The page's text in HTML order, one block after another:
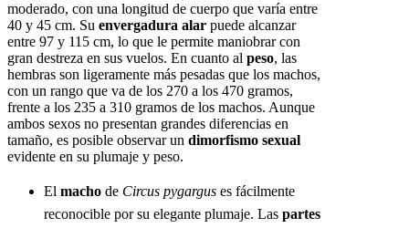
moderado, con una longitud de cuerpo que varía entre
40 y 45 cm. Su envergadura alar puede alcanzar
entre 97 y 115 cm, lo que le permite maniobrar con
gran destreza en sus vuelos. En cuanto al peso, las
hembras son ligeramente más pesadas que los machos,
con un rango que va de los 270 a los 470 gramos,
frente a los 235 a 310 gramos de los machos. Aunque
ambos sexos no presentan grandes diferencias en
tamaño, es posible observar un dimorfismo sexual
evidente en su plumaje y peso.
El macho de Circus pygargus es fácilmente
reconocible por su elegante plumaje. Las partes